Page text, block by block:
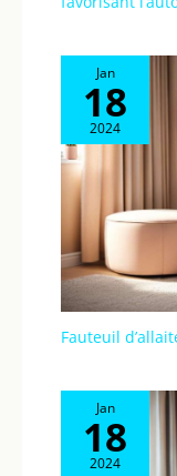
Jan
18
2024
Fauteuil
Jan
18
2024